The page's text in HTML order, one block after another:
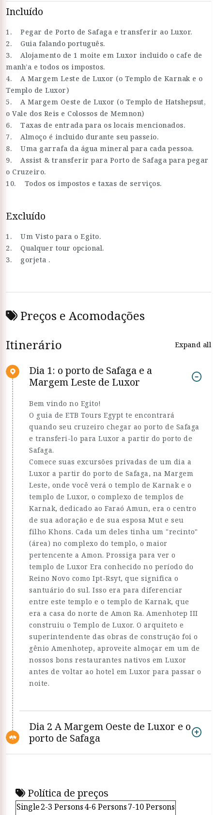
Incluído
1. Pegar de Porto de Safaga e transferir ao Luxor.
2. Guia falando português.
3. Alojamento de 1 moite em Luxor incluido o cafe de
manh’a e todos os impostos.
4. A Margem Leste de Luxor (o Templo de Karnak e o
Templo de Luxor)
5. A Margem Oeste de Luxor (o Templo de Hatshepsut,
o Vale dos Reis e Colossos de Memnon)
6. Taxas de entrada para os locais mencionados.
7. Almoço é incluido durante seu passeio.
8. Uma garrafa da água mineral para cada pessoa.
9. Assist & transferir para Porto de Safaga para pegar
o Cruzeiro.
10. Todos os impostos e taxas de serviços.
Excluído
1. Um Visto para o Egito.
2. Qualquer tour opcional.
3. gorjeta .
Preços e Acomodações
Itinerário
Expand all
Dia 1: o porto de Safaga e a
Margem Leste de Luxor
Bem vindo no Egito!
O guia de ETB Tours Egypt te encontrará
quando seu cruzeiro chegar ao porto de Safaga
e transferi-lo para Luxor a partir do porto de
Safaga.
Comece suas excursões privadas de um dia a
Luxor a partir do porto de Safaga, na Margem
Leste, onde você verá o templo de Karnak e o
templo de Luxor, o complexo de templos de
Karnak, dedicado ao Faraó Amun, era o centro
de sua adoração e de sua esposa Mut e seu
filho Khons. Cada um deles tinha um "recinto"
(área) no complexo do templo, o maior
pertencente a Amon. Prossiga para ver o
templo de Luxor Era conhecido no período do
Reino Novo como Ipt-Rsyt, que significa o
santuário do sul. Isso era para diferenciar
entre este templo e o templo de Karnak, que
era a casa do norte de Amon Ra. Amenhotep III
construiu o Templo de Luxor. O arquiteto e
superintendente das obras de construção foi o
gênio Amenhotep, aproveite almoçar em um de
nossos bons restaurantes nativos em Luxor
antes de voltar ao hotel em Luxor para passar o
noite.
Dia 2 A Margem Oeste de Luxor e o
porto de Safaga
Política de preços
Single2-3 Persons4-6 Persons7-10 Persons